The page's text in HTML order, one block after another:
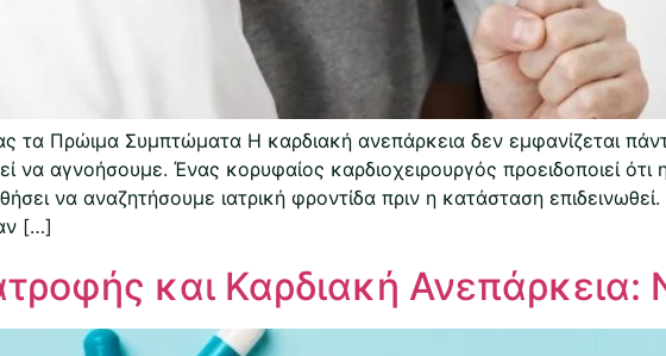
τα Πρώιμα Συμπτώματα Η καρδιακή ανεπάρκεια δεν εμφανίζεται
να αγνοήσουμε. Ένας κορυφαίος καρδιοχειρουργός προειδοποιεί
να αναζητήσουμε ιατρική φροντίδα πριν η κατάσταση
[…]
και Καρδιακή Ανεπάρκεια: